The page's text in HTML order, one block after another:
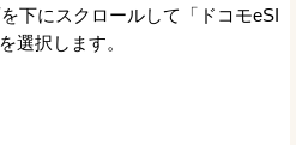
下にスクロールして「ドコモeSI
選択します。